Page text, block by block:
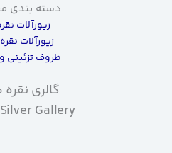
دسته بندی
زیورآلات
زیورآلات نقره
ظروف تزئینی
گالری
Gallery